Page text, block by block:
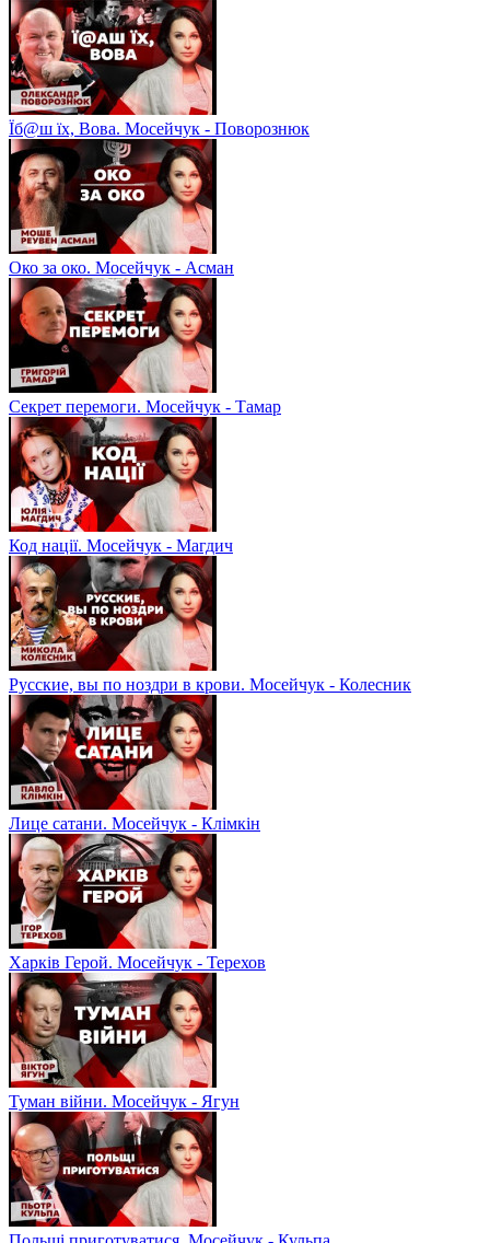
Їб@ш їх, Вова. Мосейчук - Поворознюк
Око за око. Мосейчук - Асман
Секрет перемоги. Мосейчук - Тамар
Код нації. Мосейчук - Магдич
Русские, вы по ноздри в крови. Мосейчук - Колесник
Лице сатани. Мосейчук - Клімкін
Харків Герой. Мосейчук - Терехов
Туман війни. Мосейчук - Ягун